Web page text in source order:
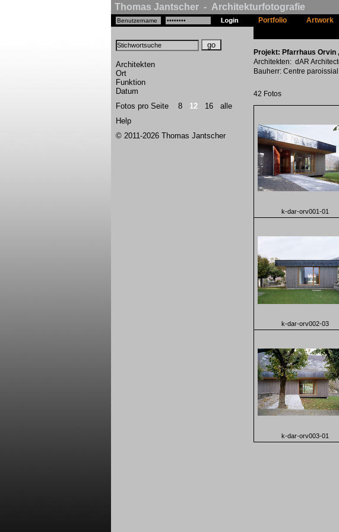
Thomas Jantscher - Architekturfotografie
Architekten
Ort
Funktion
Datum
Fotos pro Seite 8 12 16
alle
Help
© 2011-2026 Thomas Jantscher
Portfolio Artwork
Projekt: Pfarrhaus Orvin
Architekten: dAR
Bauherr: Centre
42 Fotos
k-dar-orv001-01
k-dar-orv002-03
k-dar-orv003-01